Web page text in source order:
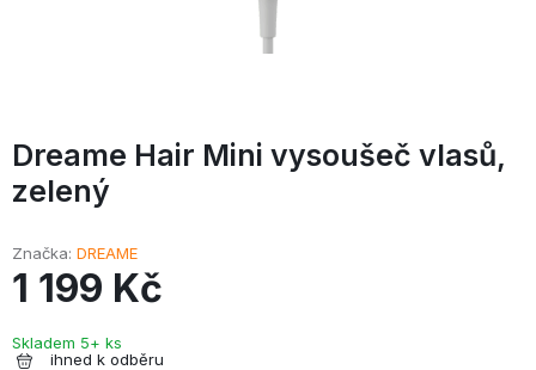
Dreame Hair Mini vysoušeč vlasů,
zelený
Značka DREAME
1 199 Kč
Skladem 5+ ks
ihned k odběru